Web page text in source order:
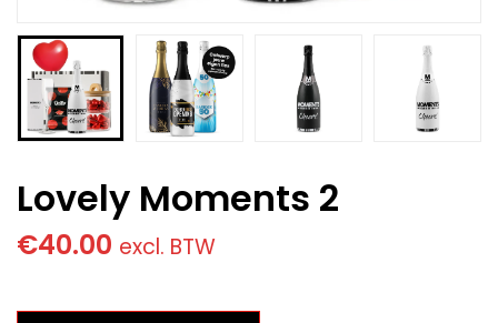
Lovely Moments 2
€40.00 excl. BTW